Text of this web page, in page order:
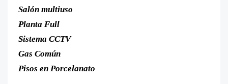
Salón multiuso
Planta Full
Sistema CCTV
Gas Común
Pisos en Porcelanato